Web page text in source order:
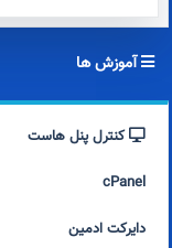
آموزش ها
کنترل پنل هاست
cPanel
دایرکت ادمین